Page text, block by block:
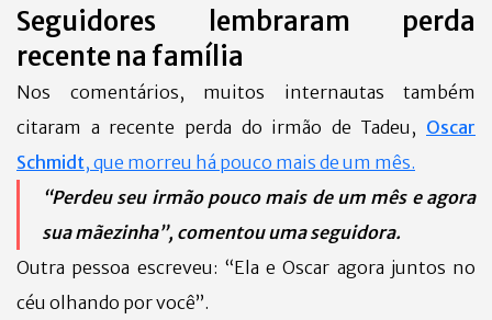
Seguidores lembraram perda
recente na família
Nos comentários, muitos internautas também
citaram a recente perda do irmão de Tadeu, Oscar
Schmidt, que morreu há pouco mais de um mês.
“Perdeu seu irmão pouco mais de um mês e agora
sua mãezinha”, comentou uma seguidora.
Outra pessoa escreveu: “Ela e Oscar agora juntos no
céu olhando por você”.